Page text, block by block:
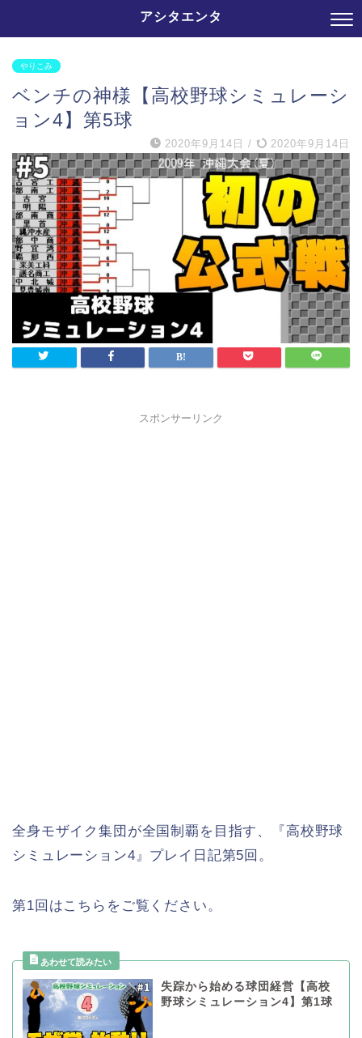
アシタエンタ
やりこみ
ベンチの神様【高校野球シミュレーシ
ョン4】第5球
2020年9月14日 / 2020年9月14日
スポンサーリンク
全身モザイク集団が全国制覇を目指す、『高校野球
シミュレーション4』プレイ日記第5回。
第1回はこちらをご覧ください。
失踪から始める球団経営【高校
野球シミュレーション4】第1球